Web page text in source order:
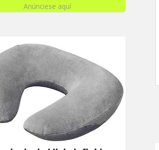
Anúnciese aquí